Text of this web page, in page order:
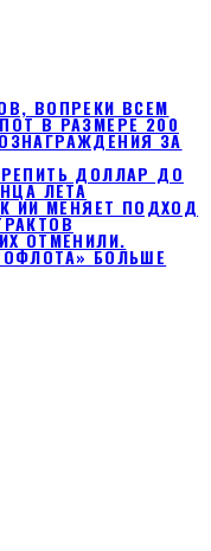
ВОПРЕКИ ВСЕМ
В РАЗМЕРЕ 200
ЗА
ДОЛЛАР ДО
ЛЕТА
ИИ МЕНЯЕТ ПОДХОД
ОТМЕНИЛИ.
БОЛЬШЕ